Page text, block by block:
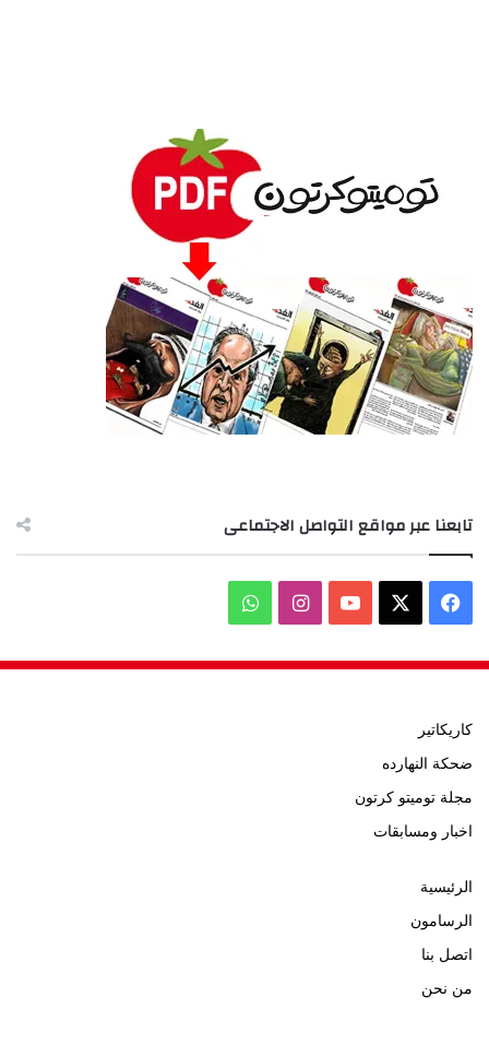
تابعنا عبر مواقع التواصل الاجتماعى
فيسبوك ‫YouTubeانستقرامواتساب
كاريكاتير
ضحكة النهارده
مجلة توميتو كرتون
اخبار ومسابقات
الرئيسية
الرسامون
اتصل بنا
من نحن